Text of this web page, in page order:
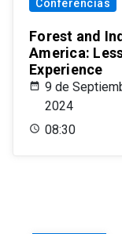
Conferencias
Forest and
America:
Experience
9 de
2024
08:30